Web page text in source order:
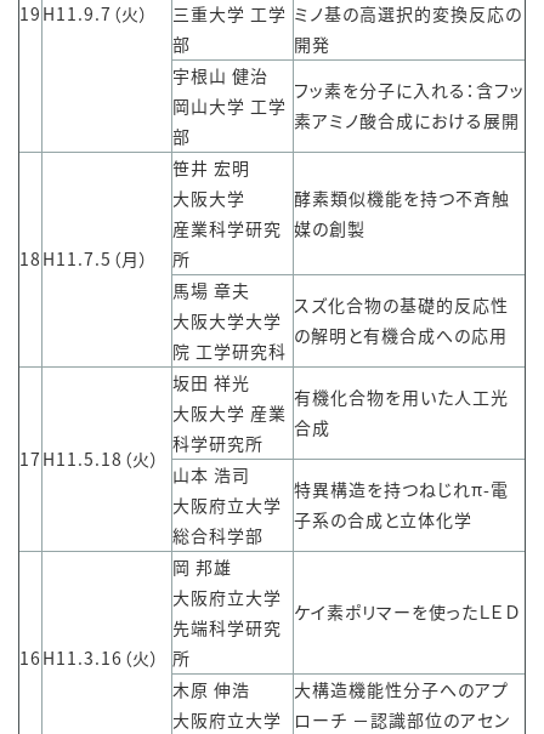
19 H11.9.7（火）
三重大学 工学
部
ミノ基の高選択的変換反応の
開発
宇根山 健治
岡山大学 工学
部
フッ素を分子に入れる：含フッ
素アミノ酸合成における展開
18 H11.7.5（月）
笹井 宏明
大阪大学
産業科学研究
所
酵素類似機能を持つ不斉触
媒の創製
馬場 章夫
大阪大学大学
院 工学研究科
スズ化合物の基礎的反応性
の解明と有機合成への応用
17 H11.5.18（火）
坂田 祥光
大阪大学 産業
科学研究所
有機化合物を用いた人工光
合成
山本 浩司
大阪府立大学
総合科学部
特異構造を持つねじれπ-電
子系の合成と立体化学
16H11.3.16（火）
岡 邦雄
大阪府立大学
先端科学研究
所
ケイ素ポリマーを使ったＬＥＤ
木原 伸浩
大阪府立大学
大構造機能性分子へのアプ
ローチ －認識部位のアセン